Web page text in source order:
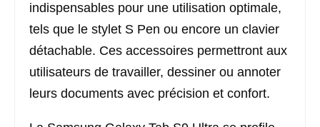
indispensables pour une utilisation optimale,
tels que le stylet S Pen ou encore un clavier
détachable. Ces accessoires permettront aux
utilisateurs de travailler, dessiner ou annoter
leurs documents avec précision et confort.